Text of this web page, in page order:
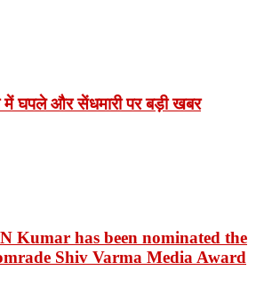
में घपले और सेंधमारी पर बड़ी खबर
Kumar has been nominated the
Shiv Varma Media Award